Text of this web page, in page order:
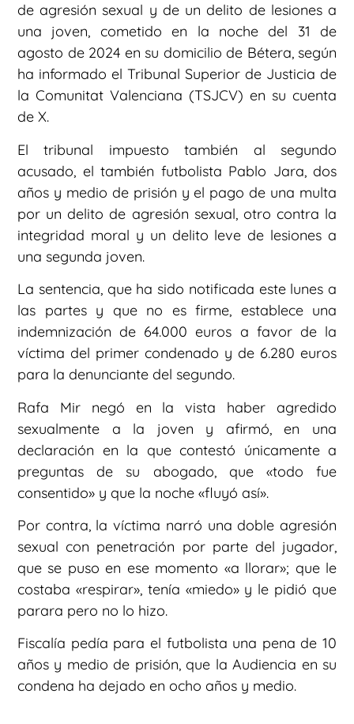
de agresión sexual y de un delito de lesiones a
una joven, cometido en la noche del 31 de
agosto de 2024 en su domicilio de Bétera, según
ha informado el Tribunal Superior de Justicia de
la Comunitat Valenciana (TSJCV) en su cuenta
de X.
El tribunal impuesto también al segundo
acusado, el también futbolista Pablo Jara, dos
años y medio de prisión y el pago de una multa
por un delito de agresión sexual, otro contra la
integridad moral y un delito leve de lesiones a
una segunda joven.
La sentencia, que ha sido notificada este lunes a
las partes y que no es firme, establece una
indemnización de 64.000 euros a favor de la
víctima del primer condenado y de 6.280 euros
para la denunciante del segundo.
Rafa Mir negó en la vista haber agredido
sexualmente a la joven y afirmó, en una
declaración en la que contestó únicamente a
preguntas de su abogado, que «todo fue
consentido» y que la noche «fluyó así».
Por contra, la víctima narró una doble agresión
sexual con penetración por parte del jugador,
que se puso en ese momento «a llorar»; que le
costaba «respirar», tenía «miedo» y le pidió que
parara pero no lo hizo.
Fiscalía pedía para el futbolista una pena de 10
años y medio de prisión, que la Audiencia en su
condena ha dejado en ocho años y medio.